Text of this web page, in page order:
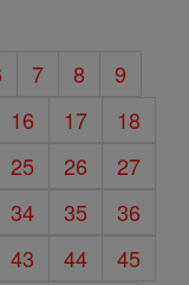
7 8
9
16 17
18
25 26
27
34 35
36
43 44
45